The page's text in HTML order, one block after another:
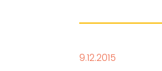
9.12.2015